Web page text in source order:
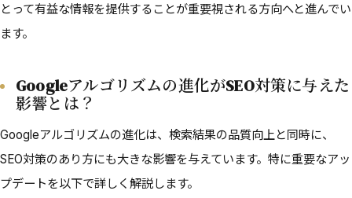
とって有益な情報を提供することが重要視される方向へと進んでい
ます。
Googleアルゴリズムの進化がSEO対策に与えた
影響とは？
Googleアルゴリズムの進化は、検索結果の品質向上と同時に、
SEO対策のあり方にも大きな影響を与えています。特に重要なアッ
プデートを以下で詳しく解説します。